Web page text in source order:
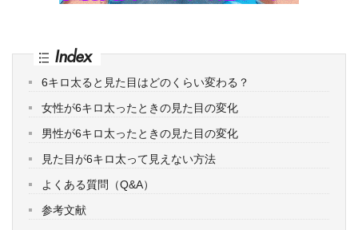
Index
6キロ太ると見た目はどのくらい変わる？
女性が6キロ太ったときの見た目の変化
男性が6キロ太ったときの見た目の変化
見た目が6キロ太って見えない方法
よくある質問（Q&A）
参考文献